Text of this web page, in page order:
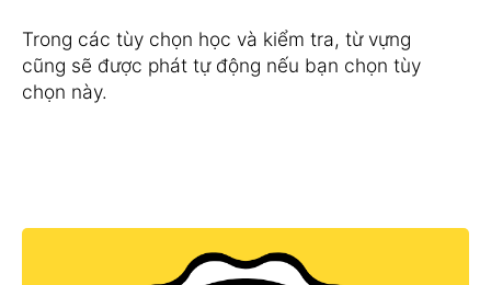
Trong các tùy chọn học và kiểm tra, từ vựng
cũng sẽ được phát tự động nếu bạn chọn tùy
chọn này.